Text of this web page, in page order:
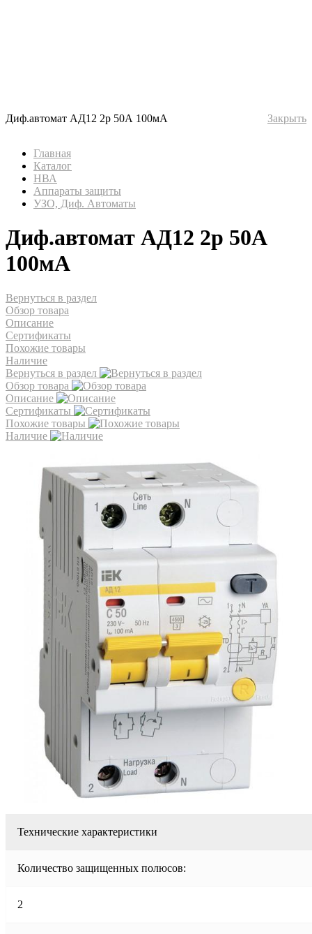
Диф.автомат АД12 2р 50А 100мА Закрыть
Главная
Каталог
НВА
Аппараты защиты
УЗО, Диф. Автоматы
Диф.автомат АД12 2р 50А
100мА
Вернуться в раздел
Обзор товара
Описание
Сертификаты
Похожие товары
Наличие
Вернуться в раздел
Обзор товара
Описание
Сертификаты
Похожие товары
Наличие
Технические характеристики
Количество защищенных полюсов:
2